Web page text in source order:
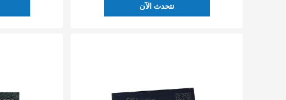
نتحدث الآن